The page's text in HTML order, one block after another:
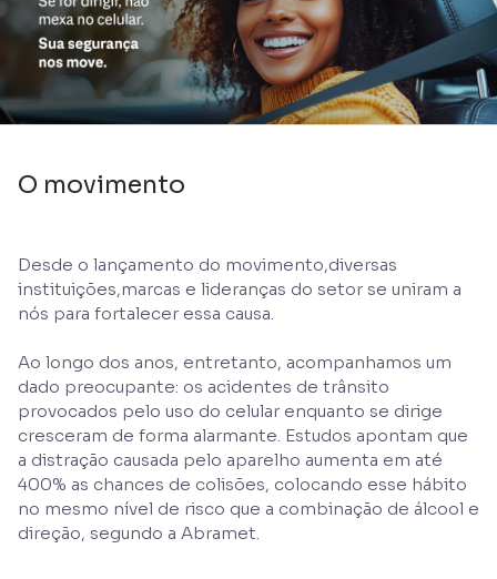
O movimento
Desde o lançamento do movimento,diversas
instituições,marcas e lideranças do setor se uniram a
nós para fortalecer essa causa.
Ao longo dos anos, entretanto, acompanhamos um
dado preocupante: os acidentes de trânsito
provocados pelo uso do celular enquanto se dirige
cresceram de forma alarmante. Estudos apontam que
a distração causada pelo aparelho aumenta em até
400% as chances de colisões, colocando esse hábito
no mesmo nível de risco que a combinação de álcool e
direção, segundo a Abramet.